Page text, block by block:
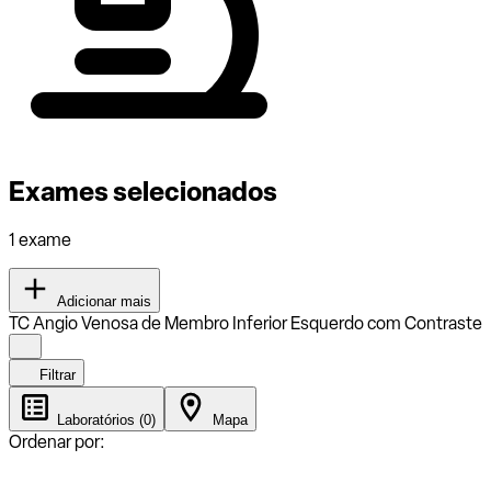
Exames selecionados
1 exame
Adicionar mais
TC Angio Venosa de Membro Inferior Esquerdo com Contraste
Filtrar
Laboratórios (0) Mapa
Ordenar por: